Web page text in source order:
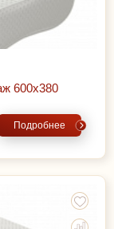
600х380
Подробнее